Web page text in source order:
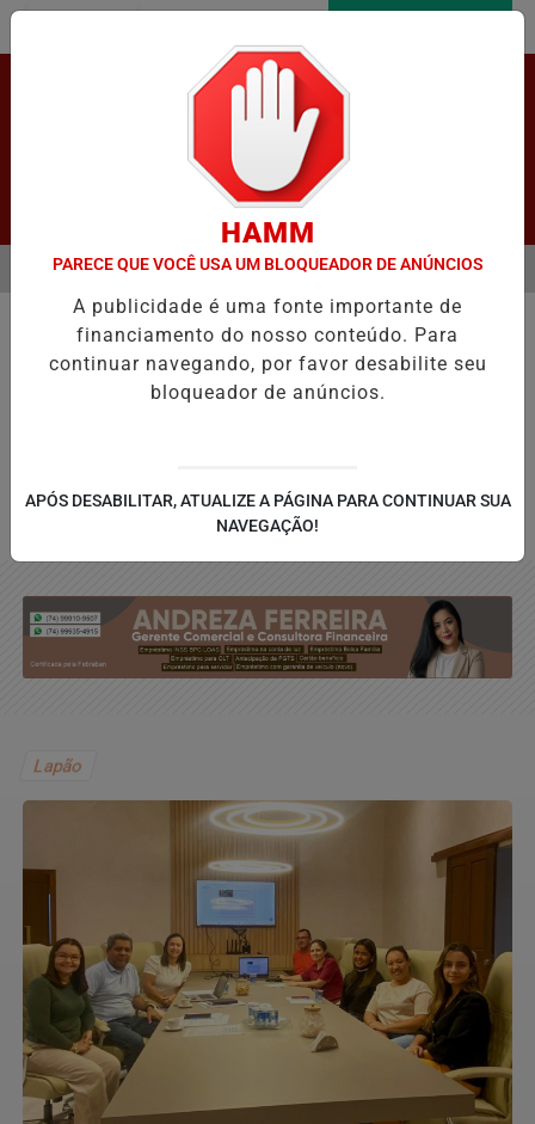
Pesquisar Notícia
SIMULAÇÃO PRÁTICA DE VOTAÇÃO ELETRÔNICA EM LAPÃO
EM ALTA
MENU
Lapão
HAMM
PARECE QUE VOCÊ USA UM BLOQUEADOR DE ANÚNCIOS
A publicidade é uma fonte importante de
financiamento do nosso conteúdo. Para
continuar navegando, por favor desabilite seu
bloqueador de anúncios.
APÓS DESABILITAR, ATUALIZE A PÁGINA PARA CONTINUAR SUA
NAVEGAÇÃO!